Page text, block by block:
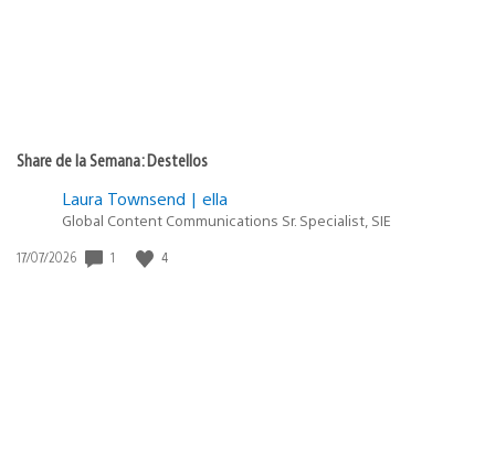
Share de la Semana: Destellos
Laura Townsend | ella
Global Content Communications Sr. Specialist, SIE
Fecha
17/07/2026 1 4